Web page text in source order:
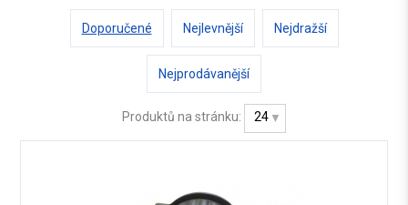
Doporučené Nejlevnější Nejdražší
Nejprodávanější
Produktů na stránku: 24